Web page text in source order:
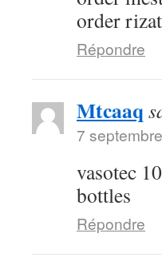
order
Répondre
Mtcaaq
7
vasotec
bottles
Répondre